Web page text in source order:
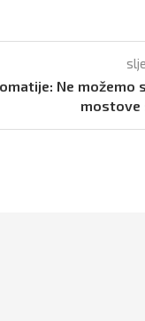
Ne možemo
mostove